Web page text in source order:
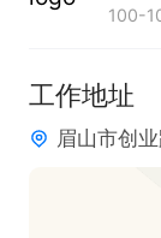
1. 食品科学、
2. 对食品研发
3. 熟练掌握
100-
工作地址
眉山市创